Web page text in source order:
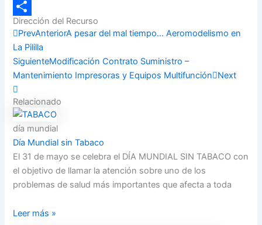
Email
Compartir
Dirección del Recurso
PrevAnteriorA pesar del mal tiempo… Aeromodelismo en
La Pililla
SiguienteModificación Contrato Suministro –
Mantenimiento Impresoras y Equipos Multifunción
Next
Relacionado
día mundial
Día Mundial sin Tabaco
El 31 de mayo se celebra el DÍA MUNDIAL SIN TABACO con
el objetivo de llamar la atención sobre uno de los
problemas de salud más importantes que afecta a toda
Leer más »